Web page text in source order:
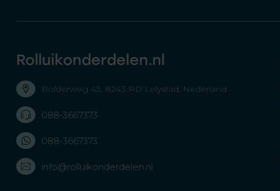
Rolluikonderdelen.nl
Bolderweg 43, 8243 RD Lelystad, Nederland
088-3667373
088-3667373
info@rolluikonderdelen.nl